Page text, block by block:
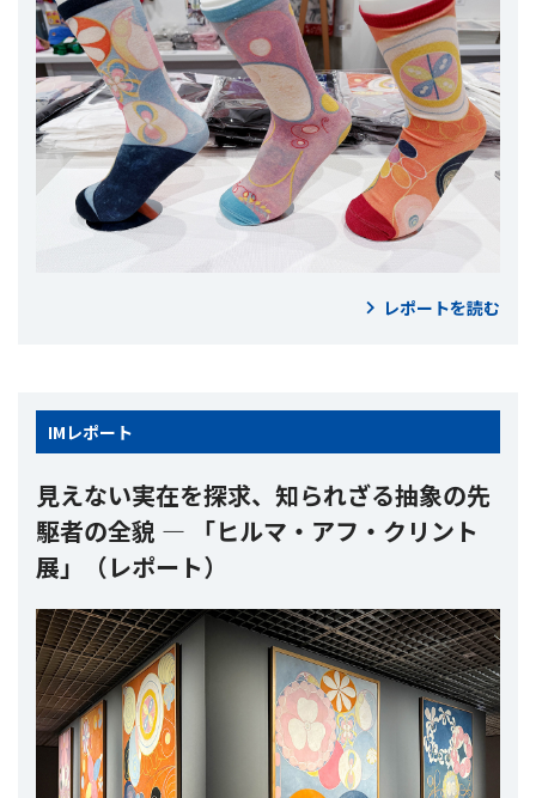
レポートを読む
IM レポート
見えない実在を探求、知られざる抽象の先
駆者の全貌 ― 「ヒルマ・アフ・クリント
展」（レポート）